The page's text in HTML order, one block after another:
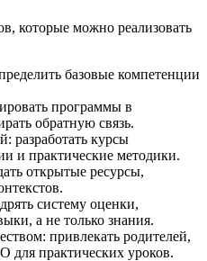
которые можно реализовать
базовые компетенции
программы в
обратную связь.
разработать курсы
и практические методики.
открытые ресурсы,
систему оценки,
а не только знания.
привлекать родителей,
практических уроков.